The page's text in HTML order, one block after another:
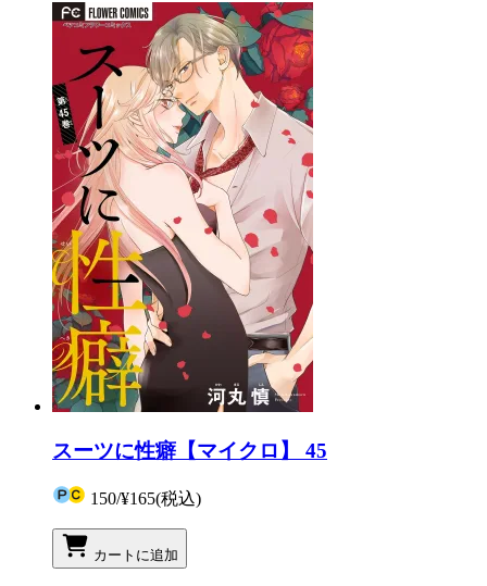
スーツに性癖【マイクロ】 45
150/¥165(税込)
カートに追加